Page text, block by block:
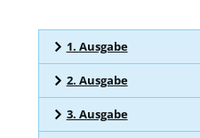
1. Ausgabe
2. Ausgabe
3. Ausgabe